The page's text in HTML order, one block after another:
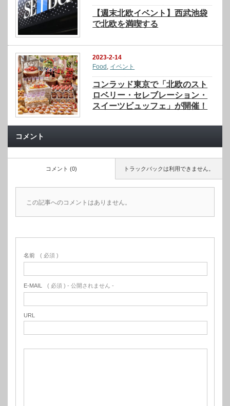
【週末北欧イベント】西武池袋
で北欧を満喫する
2023-2-14
Food イベント
コンラッド東京で「北欧のスト
ロベリー・セレブレーション・
スイーツビュッフェ」が開催！
コメント
トラックバックは利用できません。
コメント (0)
この記事へのコメントはありません。
名前 ( 必須 )
E-MAIL ( 必須 ) - 公開されません -
URL